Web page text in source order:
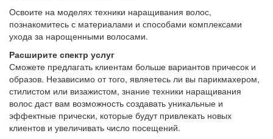
Освоите на моделях техники наращивания волос,
познакомитесь с материалами и способами комплексами
ухода за нарощенными волосами.
Расширите спектр услуг
Сможете предлагать клиентам больше вариантов причесок и
образов. Независимо от того, являетесь ли вы парикмахером,
стилистом или визажистом, знание техники наращивания
волос даст вам возможность создавать уникальные и
эффектные прически, которые будут привлекать новых
клиентов и увеличивать число посещений.